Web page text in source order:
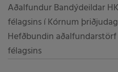
Aðalfundur Bandýdeildar
félagsins í Kórnum
Hefðbundin
félagsins